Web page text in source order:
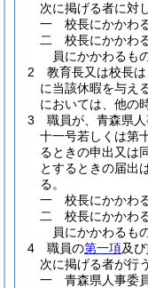
次に掲げる者に対
一
校長にかかわ
二
校長にかかわ
員にかかわる
2
教育長又は校長
に当該休暇を与え
においては、他の
3
職員が、青森県
十一号若しくは第
るときの申出又は
とするときの届出
る。
一
校長にかかわ
二
校長にかかわ
員にかかわる
4
職員の第一項及び
次に掲げる者が行
一
青森県人事委